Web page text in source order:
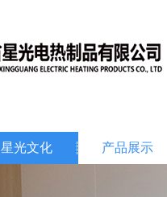
星光文化 产品展示